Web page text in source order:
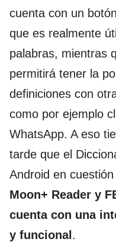
cuenta con un
que es realmente
palabras, mientras
permitirá tener la
definiciones con
como por ejemplo
WhatsApp. A eso
tarde que el
Android en cuestión
Moon+ Reader y
cuenta con una
y funcional.